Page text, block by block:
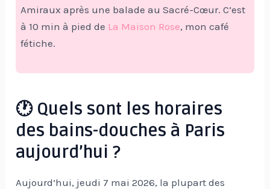
Amiraux après une balade au Sacré-Cœur. C’est
à 10 min à pied de La Maison Rose, mon café
fétiche.
🕐 Quels sont les horaires
des bains-douches à Paris
aujourd’hui ?
Aujourd’hui, jeudi 7 mai 2026, la plupart des